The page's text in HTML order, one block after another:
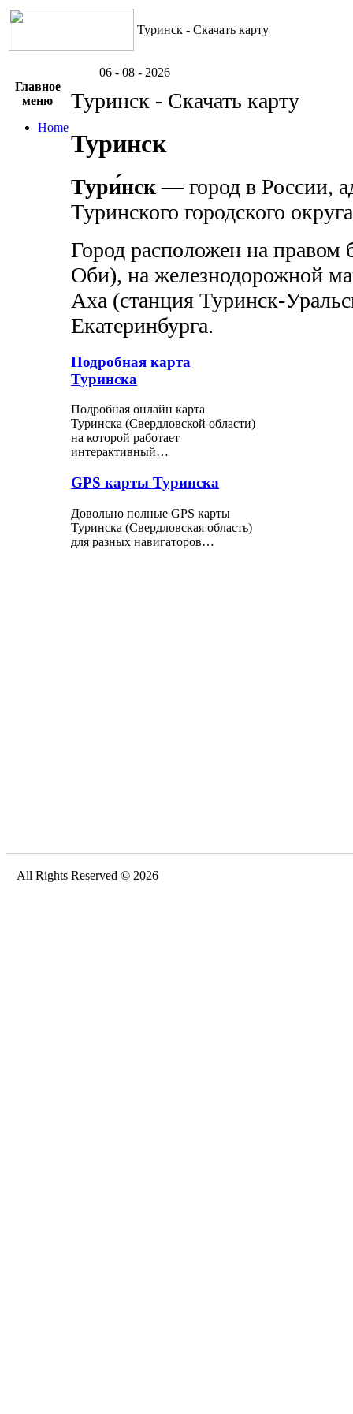
Туринск - Скачать карту
06 - 08 - 2026
Главное
меню
Home
Туринск - Скачать карту
Туринск
Тури́нск — город в России,
Туринского городского
Город расположен на правом
Оби), на железнодорожной
Аха (станция Туринск-
Екатеринбурга.
Подробная карта
Туринска
Подробная онлайн карта
Туринска (Свердловской области)
на которой работает
интерактивный…
GPS карты Туринска
Довольно полные GPS карты
Туринска (Свердловская область)
для разных навигаторов…
All Rights Reserved © 2026